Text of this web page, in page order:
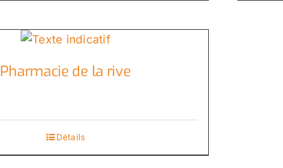
Pharmacie de la rive
Détails